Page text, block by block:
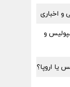
اخباری
و
یا اروپا؟